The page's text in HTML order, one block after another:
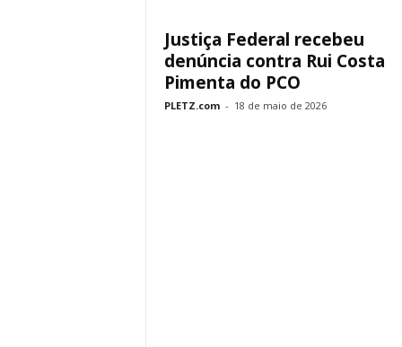
Justiça Federal recebeu
denúncia contra Rui Costa
Pimenta do PCO
PLETZ.com - 18 de maio de 2026